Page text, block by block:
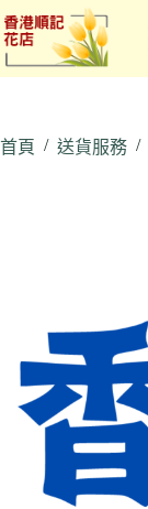
跳
至
主
容
首頁 / 送貨服務 /